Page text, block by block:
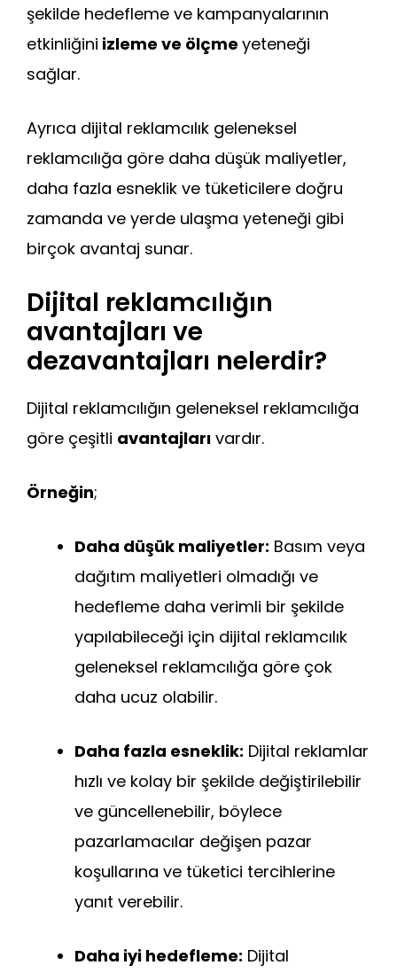
şekilde hedefleme ve kampanyalarının
etkinliğini izleme ve ölçme yeteneği
sağlar.
Ayrıca dijital reklamcılık geleneksel
reklamcılığa göre daha düşük maliyetler,
daha fazla esneklik ve tüketicilere doğru
zamanda ve yerde ulaşma yeteneği gibi
birçok avantaj sunar.
Dijital reklamcılığın
avantajları ve
dezavantajları nelerdir?
Dijital reklamcılığın geleneksel reklamcılığa
göre çeşitli avantajları vardır.
Örneğin;
Daha düşük maliyetler: Basım veya
dağıtım maliyetleri olmadığı ve
hedefleme daha verimli bir şekilde
yapılabileceği için dijital reklamcılık
geleneksel reklamcılığa göre çok
daha ucuz olabilir.
Daha fazla esneklik: Dijital reklamlar
hızlı ve kolay bir şekilde değiştirilebilir
ve güncellenebilir, böylece
pazarlamacılar değişen pazar
koşullarına ve tüketici tercihlerine
yanıt verebilir.
Daha iyi hedefleme: Dijital